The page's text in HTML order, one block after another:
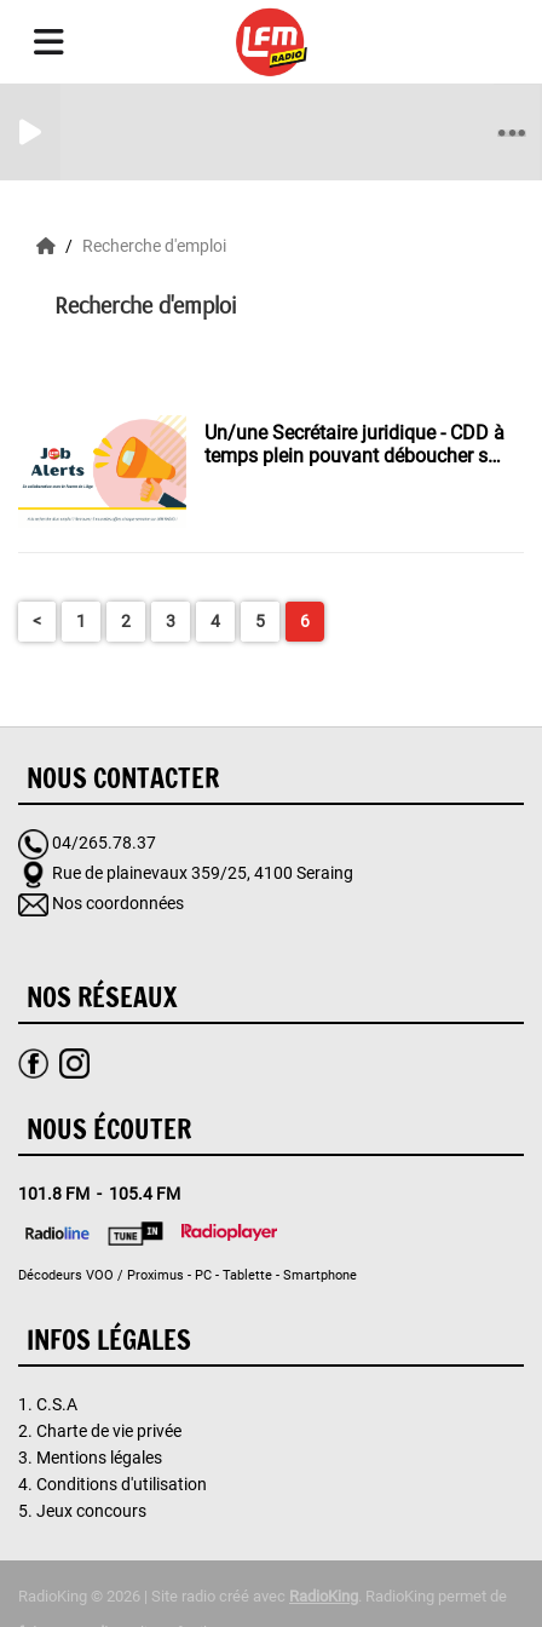
Recherche d'emploi
Recherche d'emploi
Un/une Secrétaire juridique - CDD à
temps plein pouvant déboucher sur
< 1 2 3 4 5 6
NOUS CONTACTER
04/265.78.37
Rue de plainevaux 359/25, 4100 Seraing
Nos coordonnées
NOS RÉSEAUX
NOUS ÉCOUTER
101.8 FM - 105.4 FM
Décodeurs VOO / Proximus - PC - Tablette - Smartphone
INFOS LÉGALES
1. C.S.A
2. Charte de vie privée
3. Mentions légales
4. Conditions d'utilisation
5. Jeux concours
RadioKing © 2026 | Site radio créé avec RadioKing . RadioKing permet de